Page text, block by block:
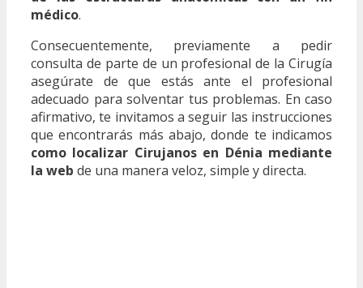
médico.
Consecuentemente, previamente a pedir
consulta de parte de un profesional de la Cirugía
asegúrate de que estás ante el profesional
adecuado para solventar tus problemas. En caso
afirmativo, te invitamos a seguir las instrucciones
que encontrarás más abajo, donde te indicamos
como localizar Cirujanos en Dénia mediante
la web de una manera veloz, simple y directa.